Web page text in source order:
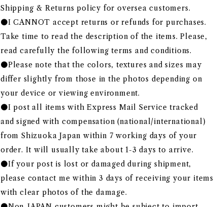
Shipping & Returns policy for oversea customers.
●I CANNOT accept returns or refunds for purchases.
Take time to read the description of the items. Please,
read carefully the following terms and conditions.
●Please note that the colors, textures and sizes may
differ slightly from those in the photos depending on
your device or viewing environment.
●I post all items with Express Mail Service tracked
and signed with compensation (national/international)
from Shizuoka Japan within 7 working days of your
order. It will usually take about 1-3 days to arrive.
●If your post is lost or damaged during shipment,
please contact me within 3 days of receiving your items
with clear photos of the damage.